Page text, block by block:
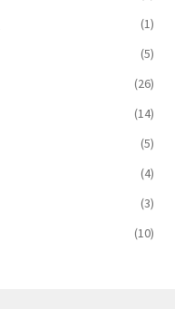
(1)
(5)
(26)
(14)
(5)
(4)
(3)
(10)